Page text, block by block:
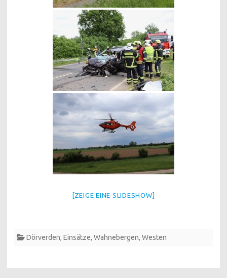
[ZEIGE EINE SLIDESHOW]
Dörverden, Einsätze, Wahnebergen, Westen